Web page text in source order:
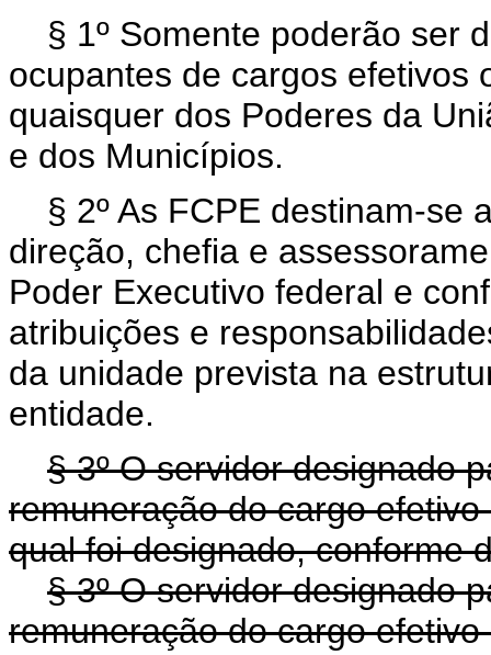
§ 1º Somente poderão ser
ocupantes de cargos efetivos
quaisquer dos Poderes da
e dos Municípios.
§ 2º As FCPE destinam-se
direção, chefia e
Poder Executivo federal e
atribuições e
da unidade prevista na
entidade.
§ 3º O servidor designado
remuneração do cargo
qual foi designado, conforme
§ 3º O servidor designado
remuneração do cargo